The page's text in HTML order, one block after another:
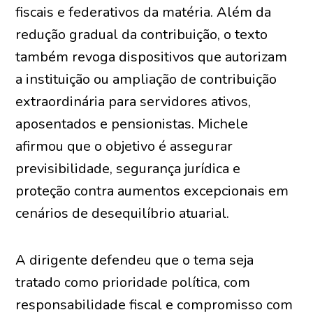
fiscais e federativos da matéria. Além da
redução gradual da contribuição, o texto
também revoga dispositivos que autorizam
a instituição ou ampliação de contribuição
extraordinária para servidores ativos,
aposentados e pensionistas. Michele
afirmou que o objetivo é assegurar
previsibilidade, segurança jurídica e
proteção contra aumentos excepcionais em
cenários de desequilíbrio atuarial.
A dirigente defendeu que o tema seja
tratado como prioridade política, com
responsabilidade fiscal e compromisso com